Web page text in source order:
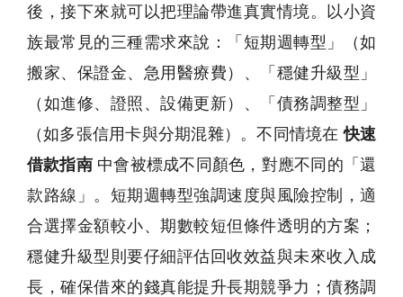
後，接下來就可以把理論帶進真實情境。以小資
族最常見的三種需求來說：「短期週轉型」（如
搬家、保證金、急用醫療費）、「穩健升級型」
（如進修、證照、設備更新）、「債務調整型」
（如多張信用卡與分期混雜）。不同情境在快速
借款指南中會被標成不同顏色，對應不同的「還
款路線」。短期週轉型強調速度與風險控制，適
合選擇金額較小、期數較短但條件透明的方案；
穩健升級型則要仔細評估回收效益與未來收入成
長，確保借來的錢真能提升長期競爭力；債務調